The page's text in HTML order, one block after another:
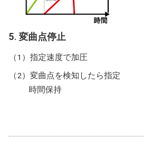
5. 変曲点停止
指定速度で加圧
変曲点を検知したら指定
時間保持